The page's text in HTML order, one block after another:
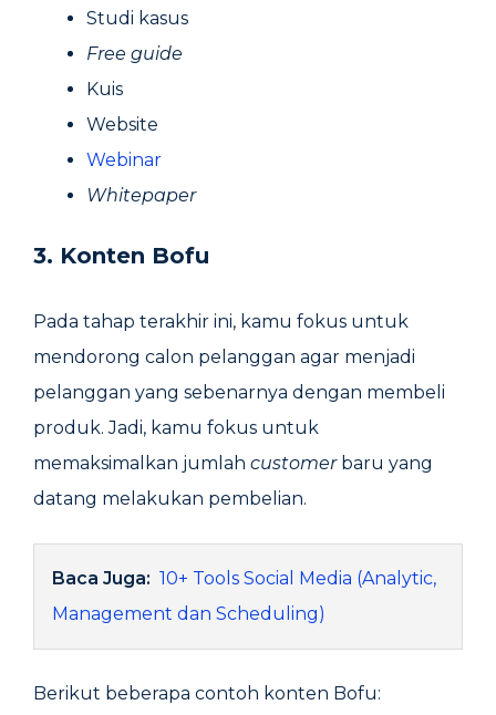
Studi kasus
Free guide
Kuis
Website
Webinar
Whitepaper
3. Konten Bofu
Pada tahap terakhir ini, kamu fokus untuk
mendorong calon pelanggan agar menjadi
pelanggan yang sebenarnya dengan membeli
produk. Jadi, kamu fokus untuk
memaksimalkan jumlah customer baru yang
datang melakukan pembelian.
Baca Juga: 10+ Tools Social Media (Analytic,
Management dan Scheduling)
Berikut beberapa contoh konten Bofu: